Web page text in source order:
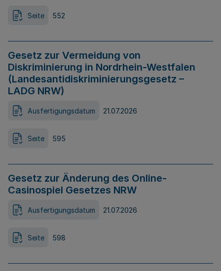
Seite 552
Gesetz zur Vermeidung von
Diskriminierung in Nordrhein-Westfalen
(Landesantidiskriminierungsgesetz –
LADG NRW)
Ausfertigungsdatum 21.07.2026
Seite 595
Gesetz zur Änderung des Online-
Casinospiel Gesetzes NRW
Ausfertigungsdatum 21.07.2026
Seite 598